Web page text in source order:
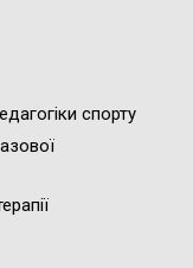
спорту